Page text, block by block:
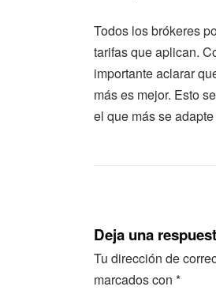
Todos los brókeres
tarifas que aplican.
importante aclarar
más es mejor. Esto
el que más se
Deja una
Tu dirección de
marcados con *